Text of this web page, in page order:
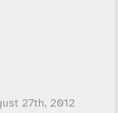
27th, 2012